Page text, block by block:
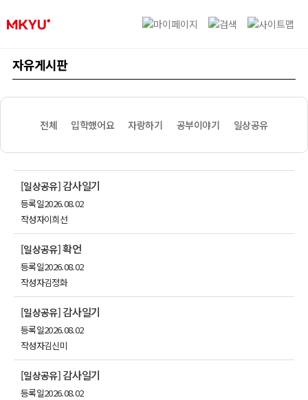
자유게시판
전체 입학했어요 자랑하기 공부이야기 일상공유
[일상공유] 감사일기
등록일2026.08.02
작성자이희선
[일상공유]확언
등록일2026.08.02
작성자김정화
[일상공유] 감사일기
등록일2026.08.02
작성자김신미
[일상공유] 감사일기
등록일2026.08.02